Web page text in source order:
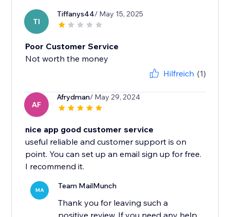
TI
Tiffanys44/ May 15, 2025
Poor Customer Service
Not worth the money
Hilfreich (1)
AF
Afrydman/ May 29, 2024
nice app good customer service
useful reliable and customer support is on
point. You can set up an email sign up for free.
I recommend it.
MA Team MailMunch
Thank you for leaving such a